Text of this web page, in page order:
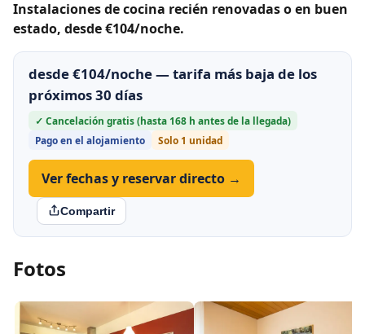
Instalaciones de cocina recién renovadas o en buen
estado, desde €104/noche.
desde €104/noche — tarifa más baja de los
próximos 30 días
✓ Cancelación gratis (hasta 168 h antes de la llegada)
Pago en el alojamiento
Solo 1 unidad
Ver fechas y reservar directo →
Compartir
Fotos